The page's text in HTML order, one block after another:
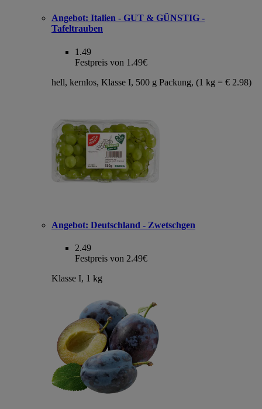
Angebot: Italien - GUT & GÜNSTIG -
Tafeltrauben
1.49
Festpreis von 1.49€
hell, kernlos, Klasse I, 500 g Packung, (1 kg = € 2.98)
Angebot: Deutschland - Zwetschgen
2.49
Festpreis von 2.49€
Klasse I, 1 kg